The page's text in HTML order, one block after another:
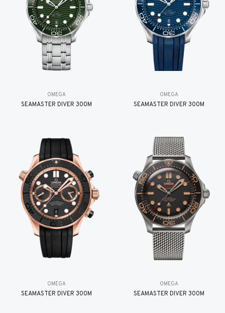
OMEGA
SEAMASTER DIVER 300M
OMEGA
SEAMASTER DIVER 300M
OMEGA
SEAMASTER DIVER 300M
OMEGA
SEAMASTER DIVER 300M